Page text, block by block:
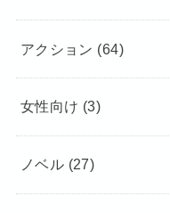
アクション (64)
女性向け (3)
ノベル (27)